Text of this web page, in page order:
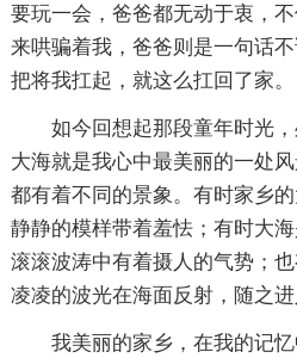
要玩一会，爸爸都无动于衷，
来哄骗着我，爸爸则是一句话
把将我扛起，就这么扛回了家。
如今回想起那段童年时光
大海就是我心中最美丽的一处
都有着不同的景象。有时家乡
静静的模样带着羞怯；有时大
滚滚波涛中有着摄人的气势；
凌凌的波光在海面反射，随之进
我美丽的家乡，在我的记